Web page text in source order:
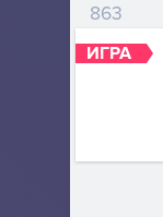
ИГРА
863